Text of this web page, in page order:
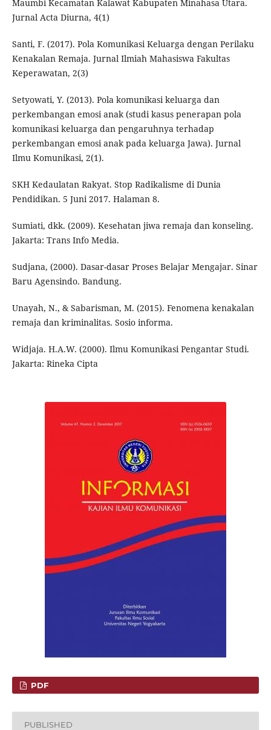
Maumbi Kecamatan Kalawat Kabupaten Minahasa Utara.
Jurnal Acta Diurna, 4(1)
Santi, F. (2017). Pola Komunikasi Keluarga dengan Perilaku
Kenakalan Remaja. Jurnal Ilmiah Mahasiswa Fakultas
Keperawatan, 2(3)
Setyowati, Y. (2013). Pola komunikasi keluarga dan
perkembangan emosi anak (studi kasus penerapan pola
komunikasi keluarga dan pengaruhnya terhadap
perkembangan emosi anak pada keluarga Jawa). Jurnal
Ilmu Komunikasi, 2(1).
SKH Kedaulatan Rakyat. Stop Radikalisme di Dunia
Pendidikan. 5 Juni 2017. Halaman 8.
Sumiati, dkk. (2009). Kesehatan jiwa remaja dan konseling.
Jakarta: Trans Info Media.
Sudjana, (2000). Dasar-dasar Proses Belajar Mengajar. Sinar
Baru Agensindo. Bandung.
Unayah, N., & Sabarisman, M. (2015). Fenomena kenakalan
remaja dan kriminalitas. Sosio informa.
Widjaja. H.A.W. (2000). Ilmu Komunikasi Pengantar Studi.
Jakarta: Rineka Cipta
PDF
PUBLISHED